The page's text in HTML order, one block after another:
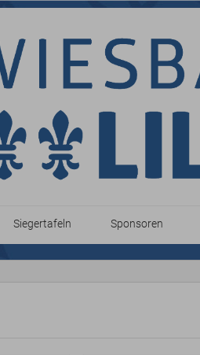
Siegertafeln
Turnier 2026
Sponsoren
Hauptsponsor